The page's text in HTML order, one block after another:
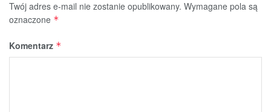
Twój adres e-mail nie zostanie opublikowany. Wymagane pola są
oznaczone *
Komentarz *